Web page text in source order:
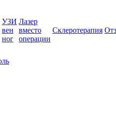
УЗИ
вен
ног
Лазер
вместо
операции
Склеротерапия